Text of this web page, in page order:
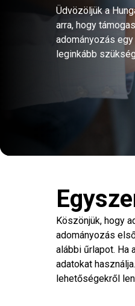
Üdvözöljük a
arra, hogy
adományozás
leginkább
Köszönjük, hogy
adományozás
alábbi űrlapot. Ha
adatokat
lehetőségekről